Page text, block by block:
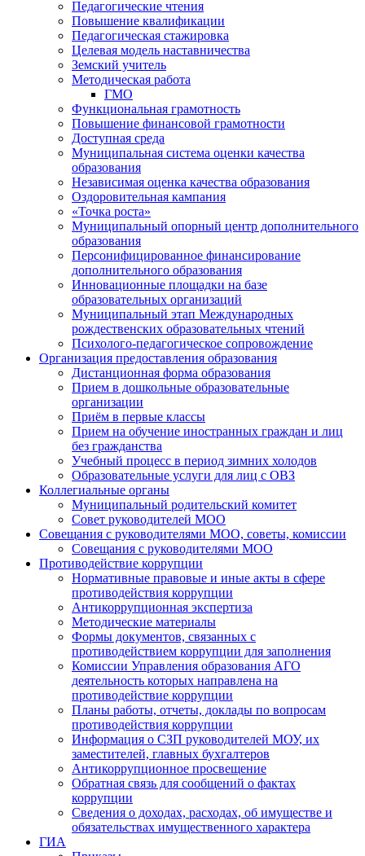
Педагогические чтения
Повышение квалификации
Педагогическая стажировка
Целевая модель наставничества
Земский учитель
Методическая работа
ГМО
Функциональная грамотность
Повышение финансовой грамотности
Доступная среда
Муниципальная система оценки качества
образования
Независимая оценка качества образования
Оздоровительная кампания
«Точка роста»
Муниципальный опорный центр дополнительного
образования
Персонифицированное финансирование
дополнительного образования
Инновационные площадки на базе
образовательных организаций
Муниципальный этап Международных
рождественских образовательных чтений
Психолого-педагогическое сопровождение
Организация предоставления образования
Дистанционная форма образования
Прием в дошкольные образовательные
организации
Приём в первые классы
Прием на обучение иностранных граждан и лиц
без гражданства
Учебный процесс в период зимних холодов
Образовательные услуги для лиц с ОВЗ
Коллегиальные органы
Муниципальный родительский комитет
Совет руководителей МОО
Совещания с руководителями МОО, советы, комиссии
Совещания с руководителями МОО
Противодействие коррупции
Нормативные правовые и иные акты в сфере
противодействия коррупции
Антикоррупционная экспертиза
Методические материалы
Формы документов, связанных с
противодействием коррупции для заполнения
Комиссии Управления образования АГО
деятельность которых направлена на
противодействие коррупции
Планы работы, отчеты, доклады по вопросам
противодействия коррупции
Информация о СЗП руководителей МОУ, их
заместителей, главных бухгалтеров
Антикоррупционное просвещение
Обратная связь для сообщений о фактах
коррупции
Сведения о доходах, расходах, об имуществе и
обязательствах имущественного характера
ГИА